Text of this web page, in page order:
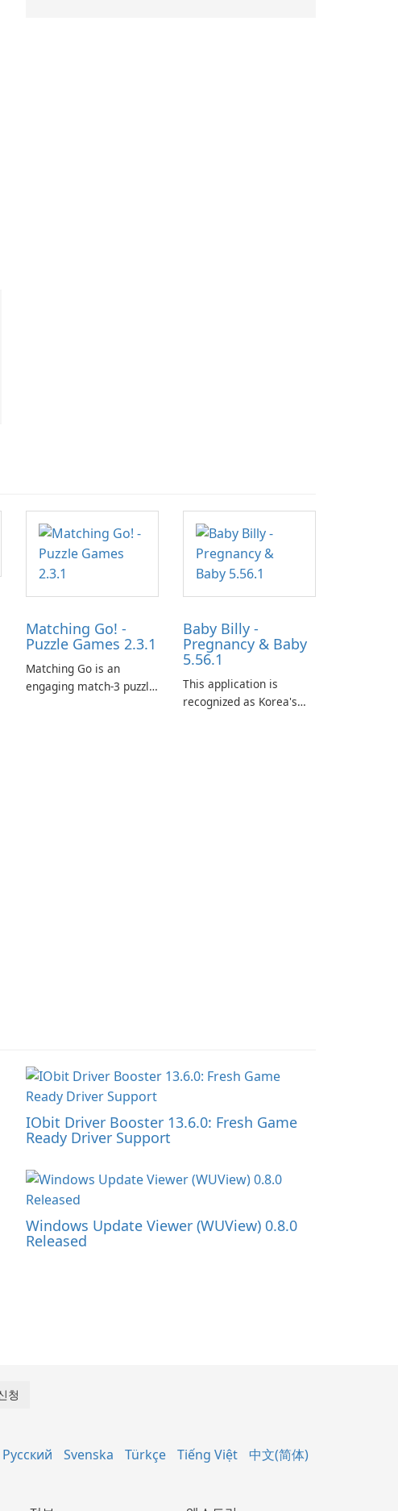
Matching Go! -
Puzzle Games 2.3.1
Matching Go is an
engaging match-3 puzzle
Baby Billy -
Pregnancy & Baby
5.56.1
This application is
recognized as Korea's
IObit Driver Booster 13.6.0: Fresh Game
Ready Driver Support
Windows Update Viewer (WUView) 0.8.0
Released
Русский Svenska Türkçe Tiếng Việt
中文(简体)